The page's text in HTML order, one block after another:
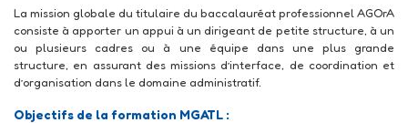
La mission globale du titulaire du baccalauréat professionnel AGOrA
consiste à apporter un appui à un dirigeant de petite structure, à un
ou plusieurs cadres ou à une équipe dans une plus grande
structure, en assurant des missions d’interface, de coordination et
d’organisation dans le domaine administratif.
Objectifs de la formation MGATL :